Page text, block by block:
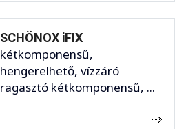
SCHÖNOX iFIX
kétkomponensű,
hengerelhető, vízzáró
ragasztó kétkomponensű, ...